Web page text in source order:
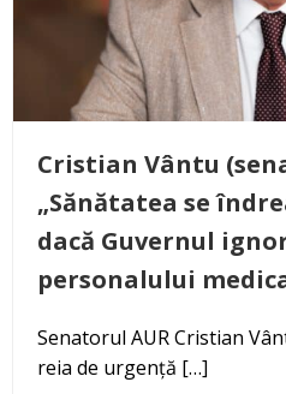
Cristian Vântu
„Sănătatea se
dacă Guvernul
personalului
Senatorul AUR Cristian
reia de urgență […]